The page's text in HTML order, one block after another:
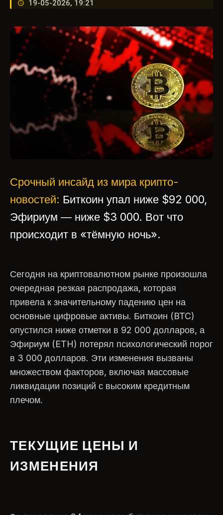
19-05-2026, 19:21
Срочный инсайд из мира крипто-
новостей: Биткоин упал ниже $92 000,
Эфириум — ниже $3 000. Вот что
происходит в «тёмную ночь».
Сегодня на криптовалютном рынке произошла
очередная резкая распродажа, которая
привела к значительному падению цен на
основные цифровые активы. Биткоин (BTC)
опустился ниже отметки в 92 000 долларов, а
Эфириум (ETH) потерял психологический порог
в 3 000 долларов. Эти изменения вызваны
множеством факторов, включая массовые
ликвидации позиций с высоким кредитным
плечом.
ТЕКУЩИЕ ЦЕНЫ И
ИЗМЕНЕНИЯ